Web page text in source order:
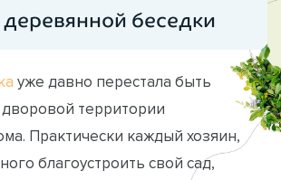
беседки
уже давно перестала быть
территории
Практически каждый хозяин,
благоустроить свой сад,